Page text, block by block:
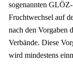
sogenannten
Fruchtwechsel auf
nach den Vorgaben
Verbände. Diese
wird mindestens